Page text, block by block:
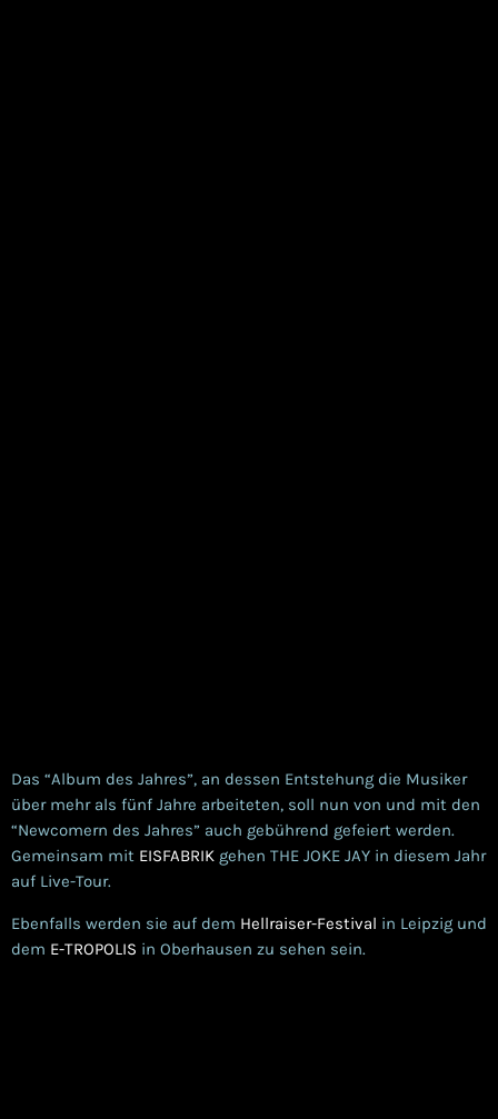
Das “Album des Jahres”, an dessen Entstehung die Musiker
über mehr als fünf Jahre arbeiteten, soll nun von und mit den
“Newcomern des Jahres” auch gebührend gefeiert werden.
Gemeinsam mit EISFABRIK gehen THE JOKE JAY in diesem Jahr
auf Live-Tour.
Ebenfalls werden sie auf dem Hellraiser-Festival in Leipzig und
dem E-TROPOLIS in Oberhausen zu sehen sein.